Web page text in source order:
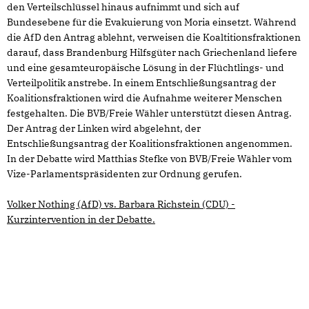
den Verteilschlüssel hinaus aufnimmt und sich auf
Bundesebene für die Evakuierung von Moria einsetzt. Während
die AfD den Antrag ablehnt, verweisen die Koaltitionsfraktionen
darauf, dass Brandenburg Hilfsgüter nach Griechenland liefere
und eine gesamteuropäische Lösung in der Flüchtlings- und
Verteilpolitik anstrebe. In einem Entschließungsantrag der
Koalitionsfraktionen wird die Aufnahme weiterer Menschen
festgehalten. Die BVB/Freie Wähler unterstützt diesen Antrag.
Der Antrag der Linken wird abgelehnt, der
Entschließungsantrag der Koalitionsfraktionen angenommen.
In der Debatte wird Matthias Stefke von BVB/Freie Wähler vom
Vize-Parlamentspräsidenten zur Ordnung gerufen.
Volker Nothing (AfD) vs. Barbara Richstein (CDU) -
Kurzintervention in der Debatte.